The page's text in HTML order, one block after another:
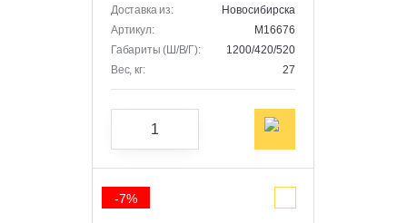
Доставка из:
Новосибирска
Артикул:
M16676
Габариты (Ш/В/Г):
1200/420/520
Вес, кг:
27
-7%